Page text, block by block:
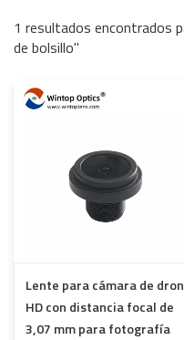
1 resultados encontrados
de bolsillo"
Lente para cámara de dron
HD con distancia focal de
3,07 mm para fotografía